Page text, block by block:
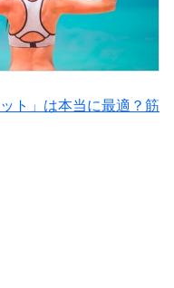
ト」は本当に最適？筋